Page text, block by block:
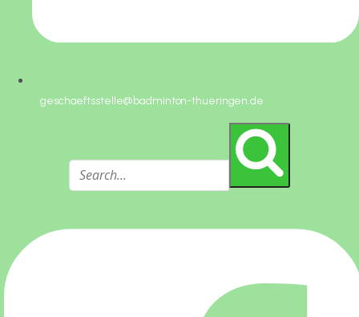
geschaeftsstelle@badminton-thueringen.de